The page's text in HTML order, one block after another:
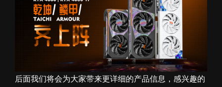
后面我们将会为大家带来更详细的产品信息，感兴趣的